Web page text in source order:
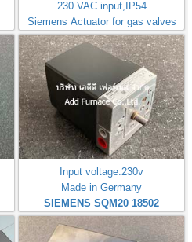
230 VAC input,IP54
Siemens Actuator for gas valves
Input voltage:230v
Made in Germany
SIEMENS SQM20 18502